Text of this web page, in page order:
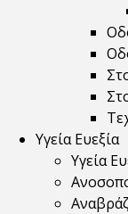
Υγεία Ευεξία
Υγεία